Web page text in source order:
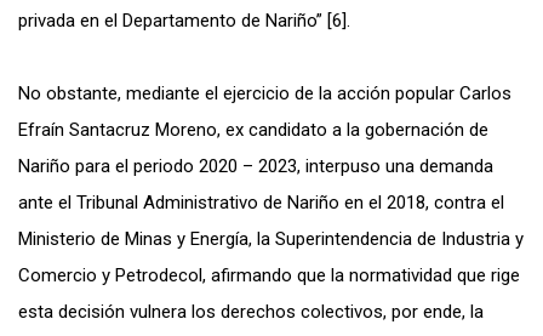
privada en el Departamento de Nariño” [6].
No obstante, mediante el ejercicio de la acción popular Carlos
Efraín Santacruz Moreno, ex candidato a la gobernación de
Nariño para el periodo 2020 – 2023, interpuso una demanda
ante el Tribunal Administrativo de Nariño en el 2018, contra el
Ministerio de Minas y Energía, la Superintendencia de Industria y
Comercio y Petrodecol, afirmando que la normatividad que rige
esta decisión vulnera los derechos colectivos, por ende, la